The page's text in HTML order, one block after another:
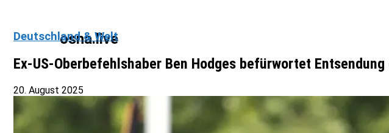
osna.live
Deutschland & Welt
Ex-US-Oberbefehlshaber Ben Hodges befürwortet
20. August 2025